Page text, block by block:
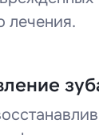
лечения.